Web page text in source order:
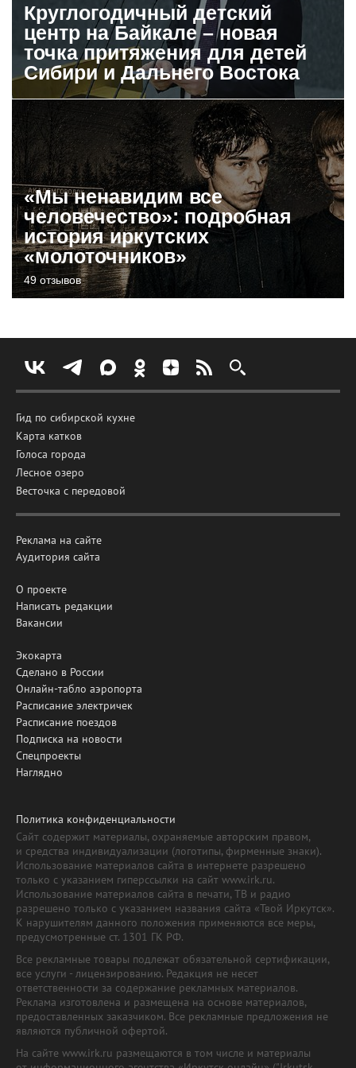
Круглогодичный детский
центр на Байкале – новая
точка притяжения для детей
Сибири и Дальнего Востока
«Мы ненавидим все
человечество»: подробная
история иркутских
«молоточников»
49 отзывов
Гид по сибирской кухне
Карта катков
Голоса города
Лесное озеро
Весточка с передовой
Реклама на сайте
Аудитория сайта
О проекте
Написать редакции
Вакансии
Экокарта
Сделано в России
Онлайн-табло аэропорта
Расписание электричек
Расписание поездов
Подписка на новости
Спецпроекты
Наглядно
Политика конфиденциальности
Сайт содержит материалы, охраняемые авторским правом,
и средства индивидуализации (логотипы, фирменные знаки).
Использование материалов сайта в интернете разрешено
только с указанием гиперссылки на сайт www.irk.ru.
Использование материалов сайта в печати, ТВ и радио
разрешено только с указанием названия сайта «Твой Иркутск».
К нарушителям данного положения применяются все меры,
предусмотренные ст. 1301 ГК РФ.
Все рекламные товары подлежат обязательной сертификации,
все услуги - лицензированию. Редакция не несет
ответственности за содержание рекламных материалов.
Реклама изготовлена и размещена на основе материалов,
предоставленных заказчиком. Все рекламные предложения не
являются публичной офертой.
На сайте www.irk.ru размещаются в том числе и материалы